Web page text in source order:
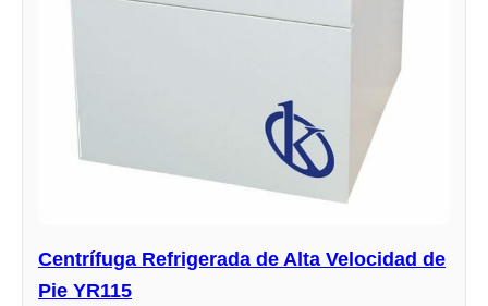
Centrífuga Refrigerada de Alta Velocidad de
Pie YR115